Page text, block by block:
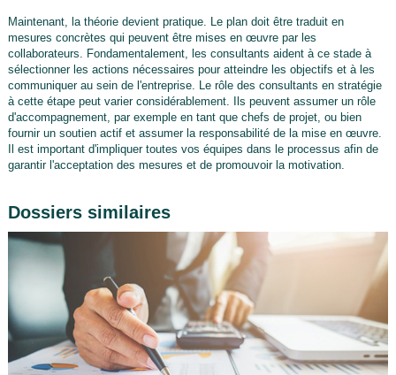
Maintenant, la théorie devient pratique. Le plan doit être traduit en
mesures concrètes qui peuvent être mises en œuvre par les
collaborateurs. Fondamentalement, les consultants aident à ce stade à
sélectionner les actions nécessaires pour atteindre les objectifs et à les
communiquer au sein de l'entreprise. Le rôle des consultants en stratégie
à cette étape peut varier considérablement. Ils peuvent assumer un rôle
d'accompagnement, par exemple en tant que chefs de projet, ou bien
fournir un soutien actif et assumer la responsabilité de la mise en œuvre.
Il est important d'impliquer toutes vos équipes dans le processus afin de
garantir l'acceptation des mesures et de promouvoir la motivation.
Dossiers similaires